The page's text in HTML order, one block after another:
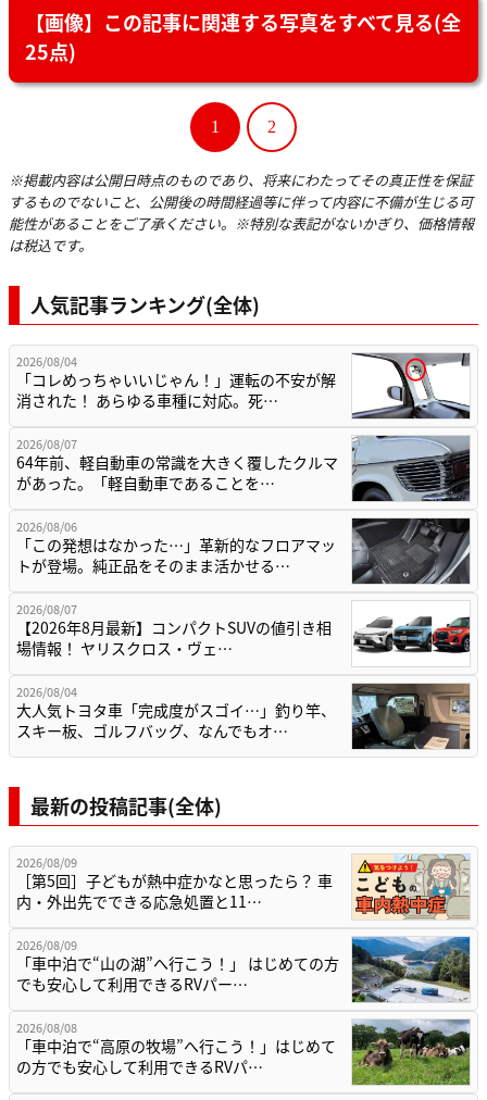
【画像】この記事に関連する写真をすべて見る(全
25点)
1 2
※掲載内容は公開日時点のものであり、将来にわたってその真正性を保証
するものでないこと、公開後の時間経過等に伴って内容に不備が生じる可
能性があることをご了承ください。※特別な表記がないかぎり、価格情報
は税込です。
人気記事ランキング(全体)
2026/08/04
「コレめっちゃいいじゃん！」運転の不安が解
消された！ あらゆる車種に対応。死…
2026/08/07
64年前、軽自動車の常識を大きく覆したクルマ
があった。「軽自動車であることを…
2026/08/06
「この発想はなかった…」革新的なフロアマッ
トが登場。純正品をそのまま活かせる…
2026/08/07
【2026年8月最新】コンパクトSUVの値引き相
場情報！ ヤリスクロス・ヴェ…
2026/08/04
大人気トヨタ車「完成度がスゴイ…」釣り竿、
スキー板、ゴルフバッグ、なんでもオ…
最新の投稿記事(全体)
2026/08/09
［第5回］子どもが熱中症かなと思ったら？ 車
内・外出先でできる応急処置と11…
2026/08/09
「車中泊で“山の湖”へ行こう！」 はじめての方
でも安心して利用できるRVパー…
2026/08/08
「車中泊で“高原の牧場”へ行こう！」はじめて
の方でも安心して利用できるRVパ…